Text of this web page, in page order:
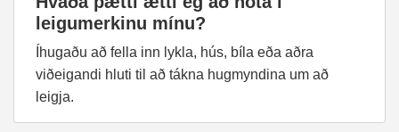
leigumerkinu mínu?
Íhugaðu að fella inn lykla, hús, bíla eða aðra
viðeigandi hluti til að tákna hugmyndina um að
leigja.